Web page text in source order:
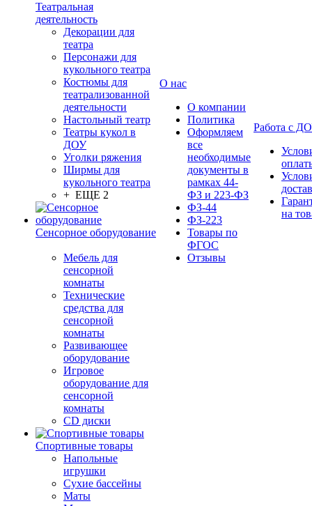
Театральная
деятельность
Декорации для
театра
Персонажи для
кукольного театра
Костюмы для
театрализованной
деятельности
Настольный театр
Театры кукол в
ДОУ
Уголки ряжения
Ширмы для
кукольного театра
+ ЕЩЕ 2
Сенсорное оборудование
Мебель для
сенсорной
комнаты
Технические
средства для
сенсорной
комнаты
Развивающее
оборудование
Игровое
оборудование для
сенсорной
комнаты
CD диски
Спортивные товары
Напольные
игрушки
Сухие бассейны
Маты
О нас
О компании
Политика
Оформляем
все
необходимые
документы в
рамках 44-
ФЗ и 223-ФЗ
ФЗ-44
ФЗ-223
Товары по
ФГОС
Отзывы
Работа с
на